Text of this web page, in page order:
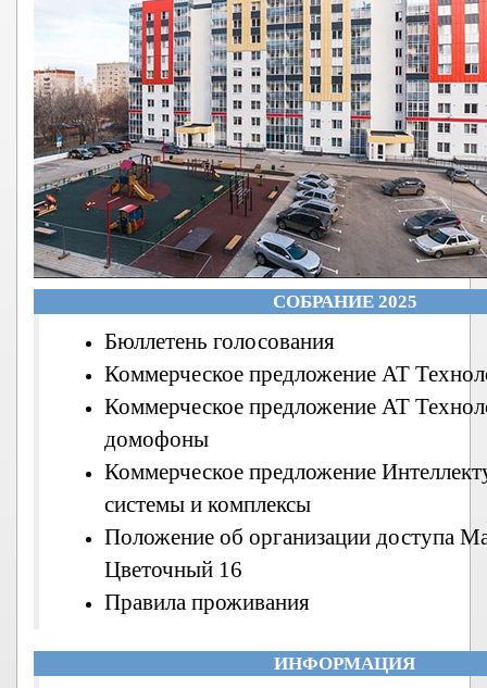
СОБРАНИЕ 2025
Бюллетень голосования
Коммерческое предложение АТ
Коммерческое предложение АТ
домофоны
Коммерческое предложение
системы и комплексы
Положение об организации доступа
Цветочный 16
Правила проживания
ИНФОРМАЦИЯ